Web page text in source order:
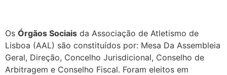
Os Órgãos Sociais da Associação de Atletismo de
Lisboa (AAL) são constituídos por: Mesa Da Assembleia
Geral, Direção, Concelho Jurisdicional, Conselho de
Arbitragem e Conselho Fiscal. Foram eleitos em